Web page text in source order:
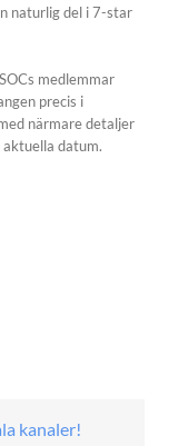
naturlig del i 7-star
medlemmar
precis i
närmare detaljer
datum.
kanaler!